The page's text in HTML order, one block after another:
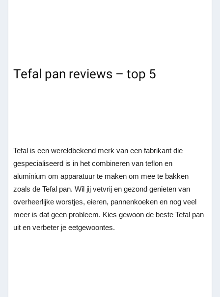
Tefal pan reviews – top 5
Tefal is een wereldbekend merk van een fabrikant die
gespecialiseerd is in het combineren van teflon en
aluminium om apparatuur te maken om mee te bakken
zoals de Tefal pan. Wil jij vetvrij en gezond genieten van
overheerlijke worstjes, eieren, pannenkoeken en nog veel
meer is dat geen probleem. Kies gewoon de beste Tefal pan
uit en verbeter je eetgewoontes.